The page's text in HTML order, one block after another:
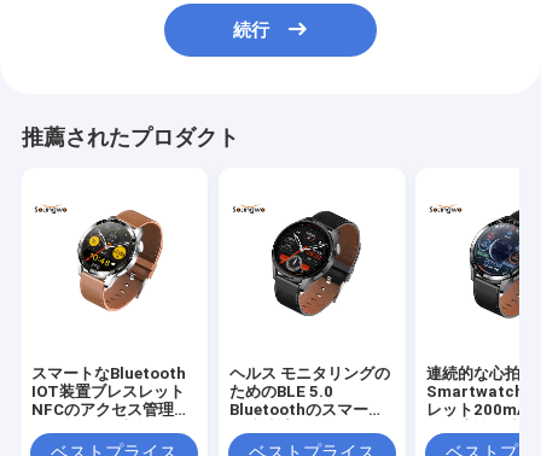
続行
推薦されたプロダクト
スマートなBluetooth
IOT装置ブレスレット
NFCのアクセス管理
モニター
ヘルス モニタリングの
ためのBLE 5.0
Bluetoothのスマート
多スポーツ モード
連続的な心拍数
Smartwatchの
レット
ラック